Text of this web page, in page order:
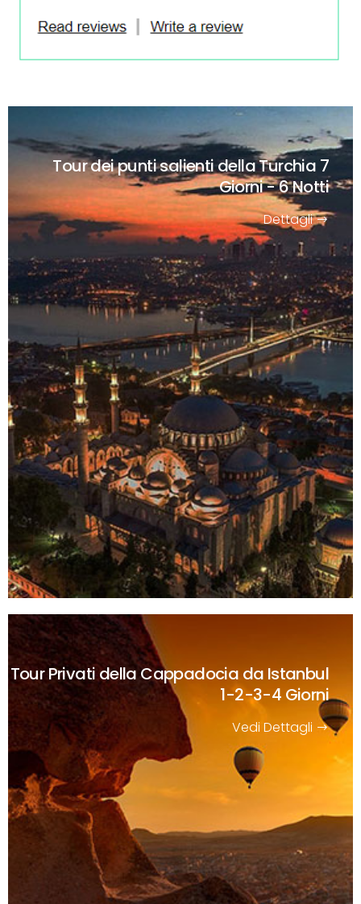
Tour dei punti salienti della Turchia 7
Giorni - 6 Notti
Dettagli
Tour Privati della Cappadocia da Istanbul
1-2-3-4 Giorni
Vedi Dettagli